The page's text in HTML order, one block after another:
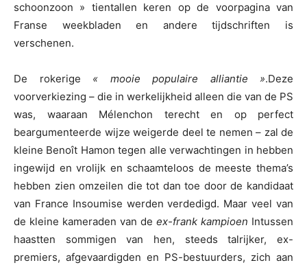
schoonzoon » tientallen keren op de voorpagina van
Franse weekbladen en andere tijdschriften is
verschenen.
De rokerige « mooie populaire alliantie ».Deze
voorverkiezing – die in werkelijkheid alleen die van de PS
was, waaraan Mélenchon terecht en op perfect
beargumenteerde wijze weigerde deel te nemen – zal de
kleine Benoît Hamon tegen alle verwachtingen in hebben
ingewijd en vrolijk en schaamteloos de meeste thema’s
hebben zien omzeilen die tot dan toe door de kandidaat
van France Insoumise werden verdedigd. Maar veel van
de kleine kameraden van de ex-frank kampioen Intussen
haastten sommigen van hen, steeds talrijker, ex-
premiers, afgevaardigden en PS-bestuurders, zich aan